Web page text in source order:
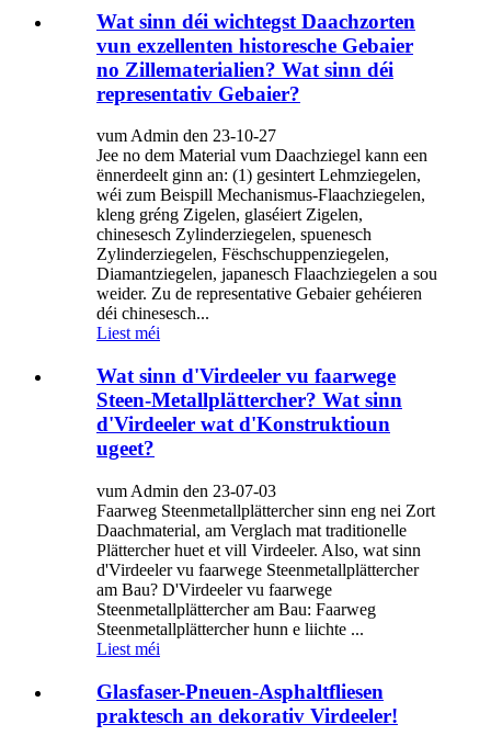
Wat sinn déi wichtegst Daachzorten
vun exzellenten historesche Gebaier
no Zillematerialien? Wat sinn déi
representativ Gebaier?
vum Admin den 23-10-27
Jee no dem Material vum Daachziegel kann een
ënnerdeelt ginn an: (1) gesintert Lehmziegelen,
wéi zum Beispill Mechanismus-Flaachziegelen,
kleng gréng Zigelen, glaséiert Zigelen,
chinesesch Zylinderziegelen, spuenesch
Zylinderziegelen, Fëschschuppenziegelen,
Diamantziegelen, japanesch Flaachziegelen a sou
weider. Zu de representative Gebaier gehéieren
déi chinesesch...
Liest méi
Wat sinn d'Virdeeler vu faarwege
Steen-Metallplättercher? Wat sinn
d'Virdeeler wat d'Konstruktioun
ugeet?
vum Admin den 23-07-03
Faarweg Steenmetallplättercher sinn eng nei Zort
Daachmaterial, am Verglach mat traditionelle
Plättercher huet et vill Virdeeler. Also, wat sinn
d'Virdeeler vu faarwege Steenmetallplättercher
am Bau? D'Virdeeler vu faarwege
Steenmetallplättercher am Bau: Faarweg
Steenmetallplättercher hunn e liichte ...
Liest méi
Glasfaser-Pneuen-Asphaltfliesen
praktesch an dekorativ Virdeeler!